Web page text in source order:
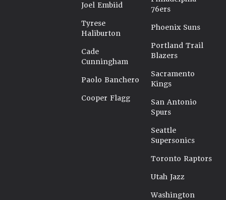
Joel Embiid
Tyrese
Haliburton
Cade
Cunningham
Paolo Banchero
Cooper Flagg
76ers
Phoenix Suns
Portland Trail
Blazers
Sacramento
Kings
San Antonio
Spurs
Seattle
Supersonics
Toronto Raptors
Utah Jazz
Washington